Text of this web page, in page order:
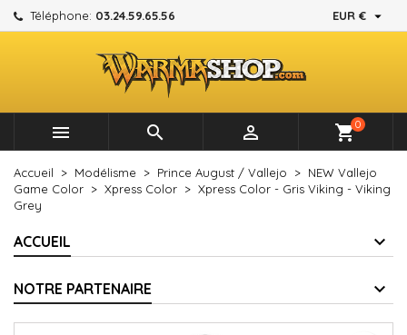
Téléphone: 03.24.59.65.56 EUR € 
   shopping_cart0
Accueil Modélisme Prince August / Vallejo
NEW Vallejo
Game Color
Xpress Color
Xpress Color - Gris Viking - Viking
Grey
ACCUEIL
NOTRE PARTENAIRE
Mes listes d'envies ×
Créer une nouvelle liste
Créer une liste d'envies ×
Nom de la liste d'envies
Annuler Créer une liste d'envies
Connexion ×
Vous devez être connecté pour ajouter des produits à
votre liste d'envies.